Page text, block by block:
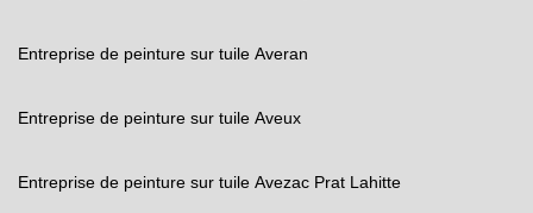
Entreprise de peinture sur tuile Averan
Entreprise de peinture sur tuile Aveux
Entreprise de peinture sur tuile Avezac Prat Lahitte